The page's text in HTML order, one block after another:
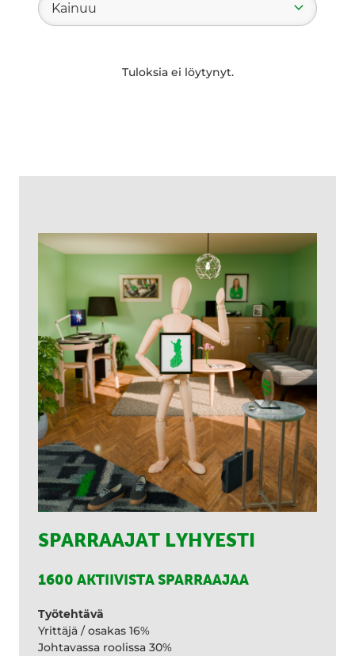
Kainuu
Tuloksia ei löytynyt.
SPARRAAJAT LYHYESTI
1600 AKTIIVISTA SPARRAAJAA
Työtehtävä
Yrittäjä / osakas 16%
Johtavassa roolissa 30%